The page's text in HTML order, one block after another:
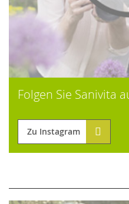
Folgen Sie Sanivita
Zu Instagram